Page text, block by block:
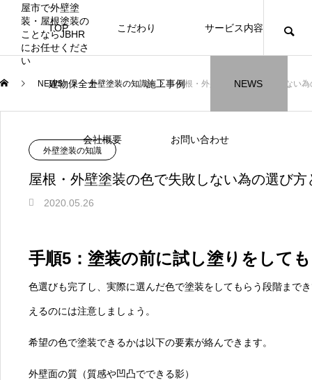
TOP こだわり サービス内容
建物保全士 施工事例 NEWS
会社概要 お問い合わせ
になります。
例になります。
ニュース ブログ
2026.07.30
場管理
へ｜後悔しない計画の立て方と相談先
の選び方
2026.07.01
JBHRに
2021.04.25
門家へ
2026.01.25
へ｜費用・進め方・会社選びのポイン
2026.08.01
はあるの
へ｜後悔しない計画の立て方と相談先
の選び方
2026.07.01
JBHRに
2021.04.25
2024.04.26
NEWS 外壁塗装の知識 屋根・外壁塗装の色で失敗しない
外壁塗装の知識
屋根・外壁塗装の色で失敗しない為の選び
2020.05.26
手順5：塗装の前に試し塗りをして
色選びも完了し、実際に選んだ色で塗装をしてもらう段階まで
えるのには注意しましょう。
希望の色で塗装できるかは以下の要素が絡んできます。
外壁面の質（質感や凹凸でできる影）